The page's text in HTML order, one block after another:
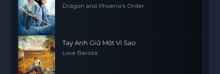
Dragon and Phoenix's Order
Tay Anh Giữ Một Vì Sao
Love Barista